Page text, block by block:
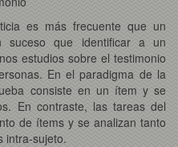
es más frecuente que un
suceso que identificar a un
estudios sobre el testimonio
En el paradigma de la
consiste en un ítem y se
En contraste, las tareas del
de ítems y se analizan tanto
intra-sujeto.